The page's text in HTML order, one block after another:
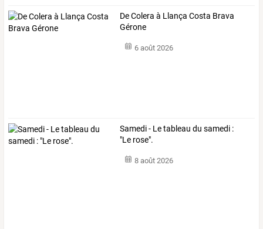
De Colera à Llança Costa Brava
Gérone
6 août 2026
Samedi - Le tableau du samedi :
"Le rose".
8 août 2026